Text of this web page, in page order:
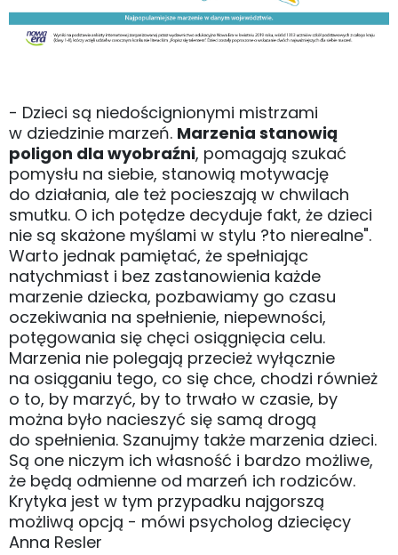
- Dzieci są niedoścignionymi mistrzami
w dziedzinie marzeń. Marzenia stanowią
poligon dla wyobraźni, pomagają szukać
pomysłu na siebie, stanowią motywację
do działania, ale też pocieszają w chwilach
smutku. O ich potędze decyduje fakt, że dzieci
nie są skażone myślami w stylu ?to nierealne".
Warto jednak pamiętać, że spełniając
natychmiast i bez zastanowienia każde
marzenie dziecka, pozbawiamy go czasu
oczekiwania na spełnienie, niepewności,
potęgowania się chęci osiągnięcia celu.
Marzenia nie polegają przecież wyłącznie
na osiąganiu tego, co się chce, chodzi również
o to, by marzyć, by to trwało w czasie, by
można było nacieszyć się samą drogą
do spełnienia. Szanujmy także marzenia dzieci.
Są one niczym ich własność i bardzo możliwe,
że będą odmienne od marzeń ich rodziców.
Krytyka jest w tym przypadku najgorszą
możliwą opcją - mówi psycholog dziecięcy
Anna Resler